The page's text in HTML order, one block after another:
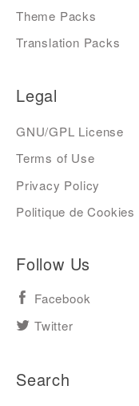
Theme Packs
Translation Packs
Legal
GNU/GPL License
Terms of Use
Privacy Policy
Politique de Cookies
Follow Us
Facebook
Twitter
Search